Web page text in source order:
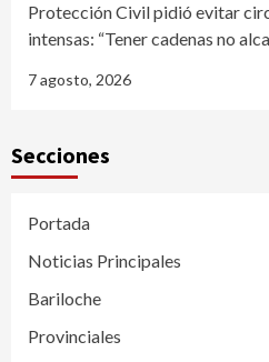
Protección Civil pidió evitar
intensas: “Tener cadenas no
7 agosto, 2026
Secciones
Portada
Noticias Principales
Bariloche
Provinciales